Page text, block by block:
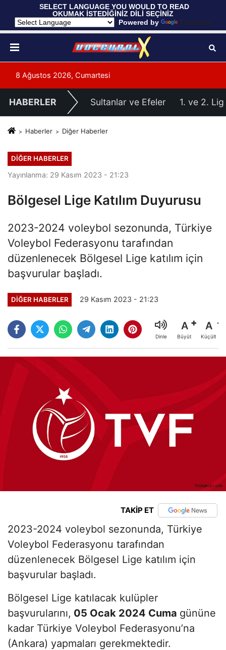
SELECT LANGUAGE YOU WOULD TO READ
OKUMAK İSTEDİĞİNİZ DİLİ SEÇİNİZ
Powered by
Translate
8 Ağustos 2026, Cumartesi
HABERLER Sultanlar ve Efeler 1. ve 2. Lig
Haberler Diğer Haberler
DIĞER HABERLER
Yayınlanma: 29 Kasım 2023 - 21:23
Bölgesel Lige Katılım Duyurusu
2023-2024 voleybol sezonunda, Türkiye
Voleybol Federasyonu tarafından
düzenlenecek Bölgesel Lige katılım için
başvurular başladı.
DIĞER HABERLER 29 Kasım 2023 - 21:23
Dinle
A
Büyüt
A
Küçült
TAKİP ET
2023-2024 voleybol sezonunda, Türkiye
Voleybol Federasyonu tarafından
düzenlenecek Bölgesel Lige katılım için
başvurular başladı.
Bölgesel Lige katılacak kulüpler
başvurularını, 05 Ocak 2024 Cuma gününe
kadar Türkiye Voleybol Federasyonu’na
(Ankara) yapmaları gerekmektedir.